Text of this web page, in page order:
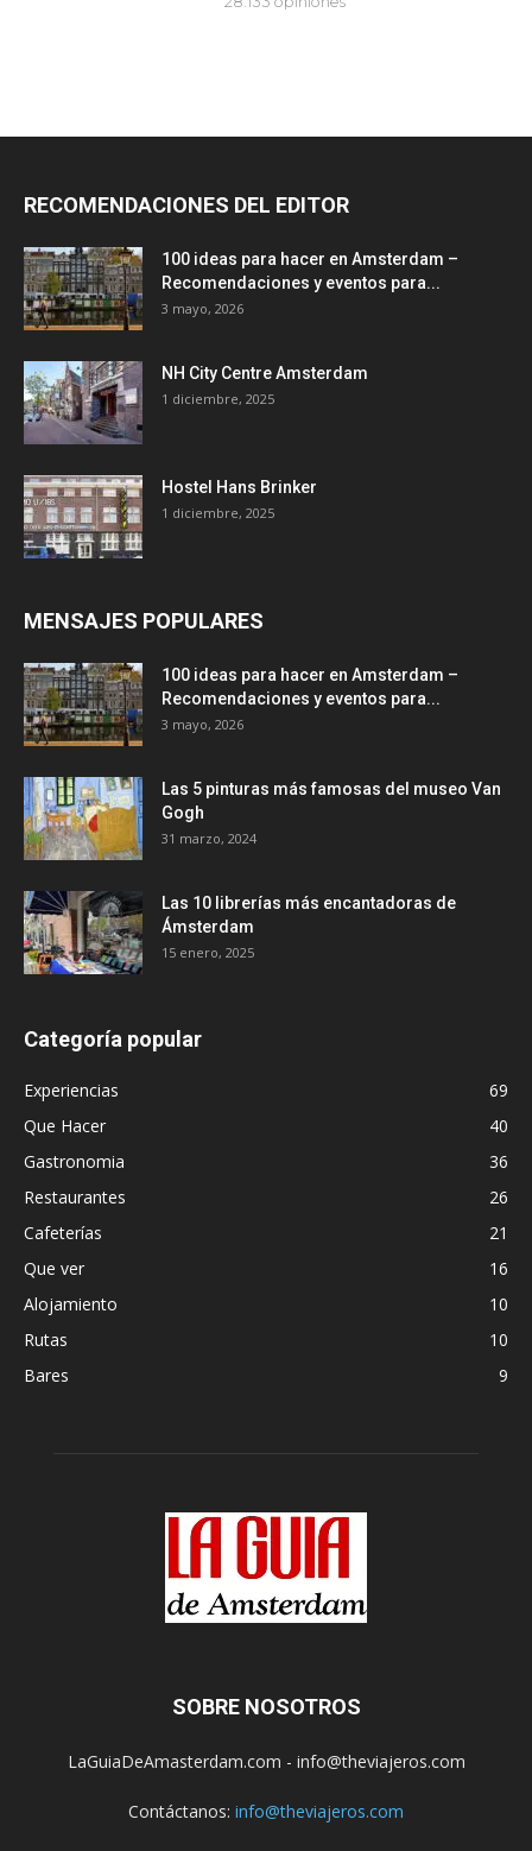
RECOMENDACIONES DEL EDITOR
100 ideas para hacer en Amsterdam –
Recomendaciones y eventos para...
3 mayo, 2026
NH City Centre Amsterdam
1 diciembre, 2025
Hostel Hans Brinker
1 diciembre, 2025
MENSAJES POPULARES
100 ideas para hacer en Amsterdam –
Recomendaciones y eventos para...
3 mayo, 2026
Las 5 pinturas más famosas del museo Van
Gogh
31 marzo, 2024
Las 10 librerías más encantadoras de
Ámsterdam
15 enero, 2025
Categoría popular
Experiencias
69
Que Hacer
40
Gastronomia
36
Restaurantes
26
Cafeterías
21
Que ver
16
Alojamiento
10
Rutas
10
Bares
9
SOBRE NOSOTROS
LaGuiaDeAmasterdam.com - info@theviajeros.com
Contáctanos: info@theviajeros.com